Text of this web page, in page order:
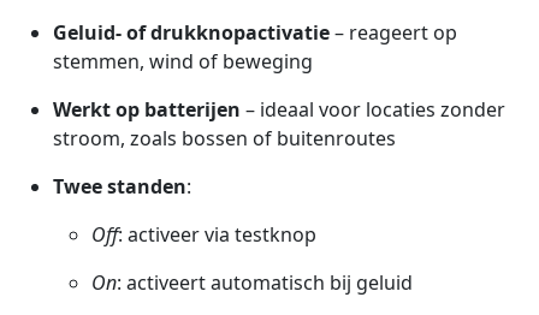
Geluid-ofdrukknopactivatie– reageert op
stemmen, wind of beweging
Werktop batterijen – ideaal voor locaties zonder
stroom, zoals bossen of buitenroutes
Tweestanden:
Off: activeervia testknop
On: activeertautomatisch bij geluid